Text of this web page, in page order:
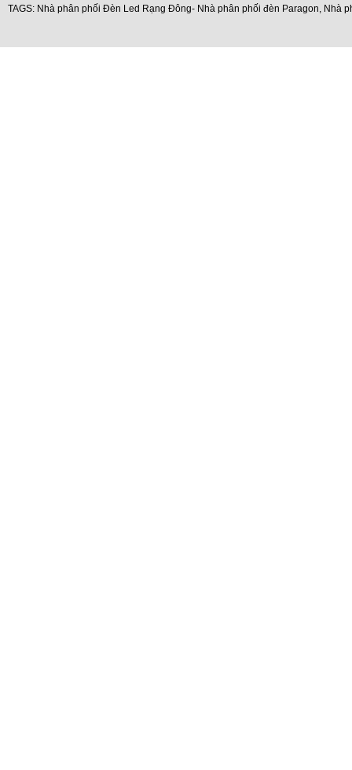
TAGS: Nhà phân phối Đèn Led Rạng Đông- Nhà phân phối đèn Paragon, Nhà